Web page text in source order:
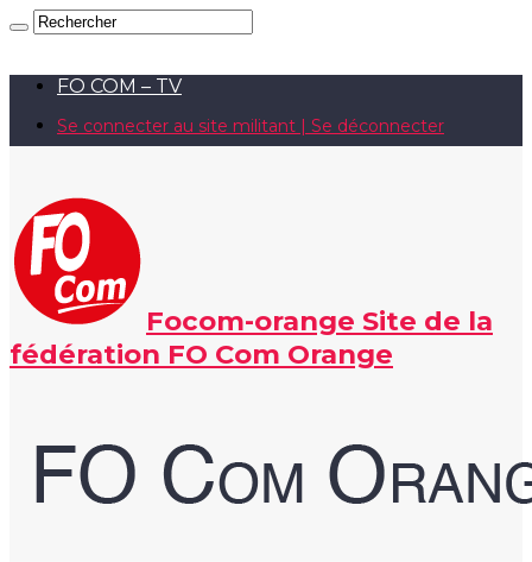
FO COM – TV
Se connecter au site militant | Se déconnecter
Focom-orange Site de la
fédération FO Com Orange